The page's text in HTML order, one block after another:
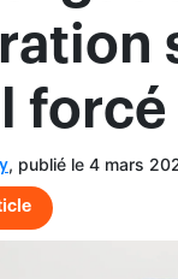
forcé
, publié le 4 mars